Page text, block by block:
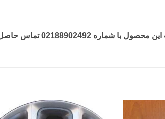
02188902492 تماس حاصل فرمایید.